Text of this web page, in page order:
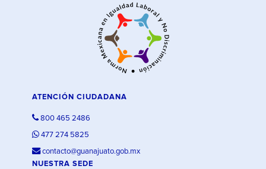
ATENCIÓN CIUDADANA
800 465 2486
477 274 5825
contacto@guanajuato.gob.mx
NUESTRA SEDE